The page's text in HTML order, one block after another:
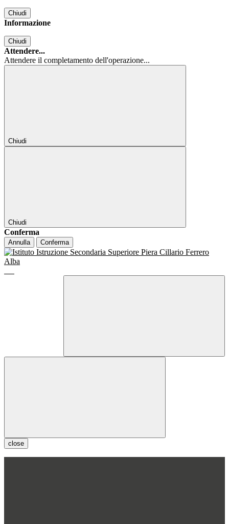
Chiudi
Informazione
Chiudi
Attendere...
Attendere il completamento dell'operazione...
Chiudi
Chiudi
Conferma
Annulla Conferma
close